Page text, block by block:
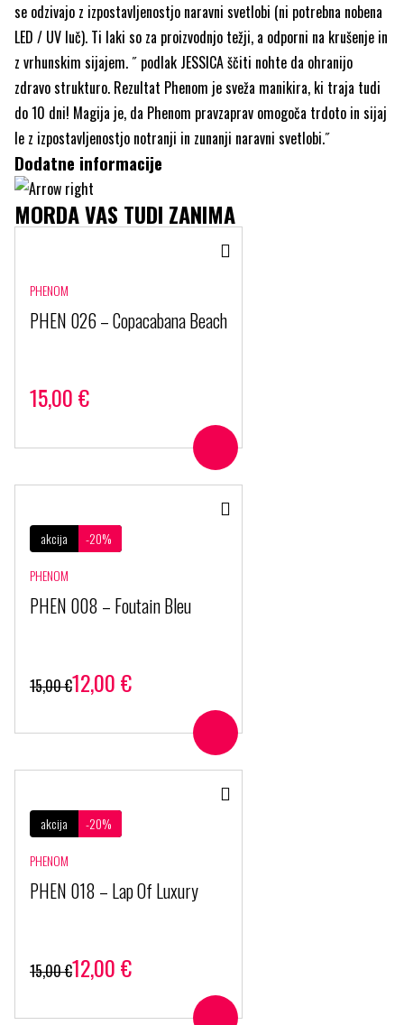
se odzivajo z izpostavljenostjo naravni svetlobi (ni potrebna nobena
LED / UV luč). Ti laki so za proizvodnjo težji, a odporni na krušenje in
z vrhunskim sijajem. ˝ podlak JESSICA ščiti nohte da ohranijo
zdravo strukturo. Rezultat Phenom je sveža manikira, ki traja tudi
do 10 dni! Magija je, da Phenom pravzaprav omogoča trdoto in sijaj
le z izpostavljenostjo notranji in zunanji naravni svetlobi.˝
Dodatne informacije
MORDA VAS TUDI ZANIMA
PHENOM
PHEN 026 – Copacabana Beach
15,00€
akcija
-20%
PHENOM
PHEN 008 – Foutain Bleu
15,00€12,00€
akcija
-20%
PHENOM
PHEN 018 – Lap Of Luxury
15,00€12,00€